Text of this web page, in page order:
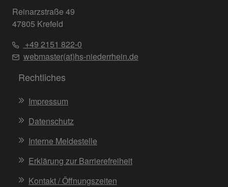
Reinarzstraße 49
47805 Krefeld
+49 2151 822-0
webmaster(at)hs-niederrhein.de
Rechtliches
Impressum
Datenschutz
Interne Meldestelle
Erklärung zur Barrierefreiheit
Kontakt / Öffnungszeiten